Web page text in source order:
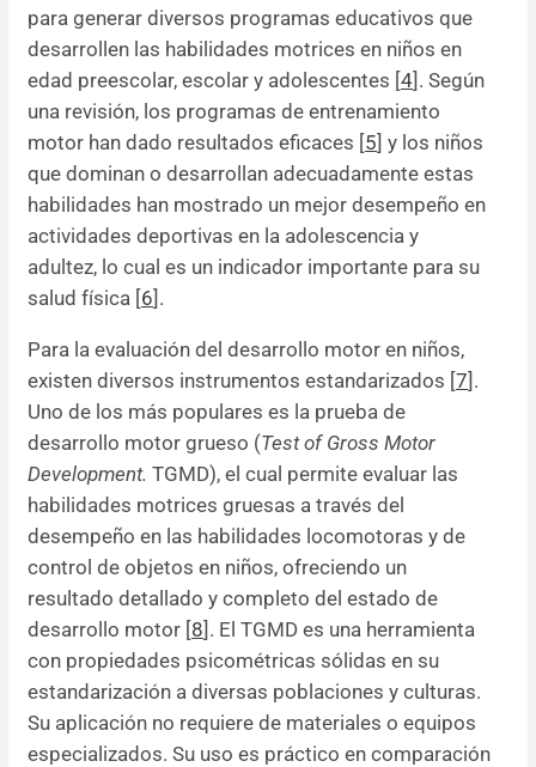
para generar diversos programas educativos que
desarrollen las habilidades motrices en niños en
edad preescolar, escolar y adolescentes [4]. Según
una revisión, los programas de entrenamiento
motor han dado resultados eficaces [5] y los niños
que dominan o desarrollan adecuadamente estas
habilidades han mostrado un mejor desempeño en
actividades deportivas en la adolescencia y
adultez, lo cual es un indicador importante para su
salud física [6].
Para la evaluación del desarrollo motor en niños,
existen diversos instrumentos estandarizados [7].
Uno de los más populares es la prueba de
desarrollo motor grueso (Test of Gross Motor
Development. TGMD), el cual permite evaluar las
habilidades motrices gruesas a través del
desempeño en las habilidades locomotoras y de
control de objetos en niños, ofreciendo un
resultado detallado y completo del estado de
desarrollo motor [8]. El TGMD es una herramienta
con propiedades psicométricas sólidas en su
estandarización a diversas poblaciones y culturas.
Su aplicación no requiere de materiales o equipos
especializados. Su uso es práctico en comparación